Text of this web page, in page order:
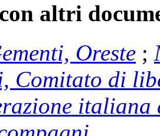
altri
Oreste ;
Comitato di